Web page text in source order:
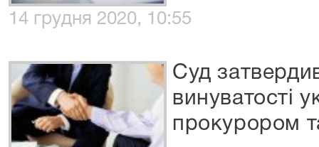
14 грудня 2020, 10:55
Суд
винуватості
прокурором